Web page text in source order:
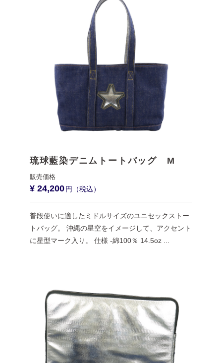
琉球藍染デニムトートバッグ M
¥ 24,200
普段使いに適したミドルサイズのユニセックストー
トバッグ。 沖縄の星空をイメージして、アクセント
に星型マーク入り。 仕様 -綿100％ 14.5oz ...